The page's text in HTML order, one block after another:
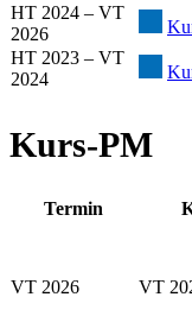
HT 2024 – VT
2026
HT 2023 – VT
2024
Kurs-PM
Termin
VT 2026 VT